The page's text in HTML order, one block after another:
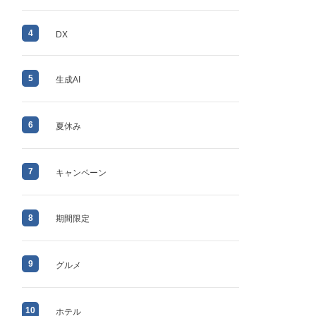
4 DX
5 生成AI
6 夏休み
7 キャンペーン
8 期間限定
9 グルメ
10 ホテル